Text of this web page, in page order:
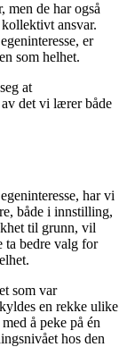
men de har også
ansvar.
er
som helhet.
at
det vi lærer både
har vi
både i innstilling,
til grunn, vil
ta bedre valg for
som var
en rekke ulike
å peke på én
hos den